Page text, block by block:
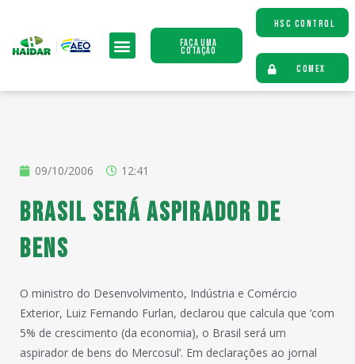
Faça uma
Cotação
HSC CONTROL
COMEX
09/10/2006 12:41
Brasil será aspirador de
bens
O ministro do Desenvolvimento, Indústria e Comércio
Exterior, Luiz Fernando Furlan, declarou que calcula que ‘com
5% de crescimento (da economia), o Brasil será um
aspirador de bens do Mercosul’. Em declarações ao jornal